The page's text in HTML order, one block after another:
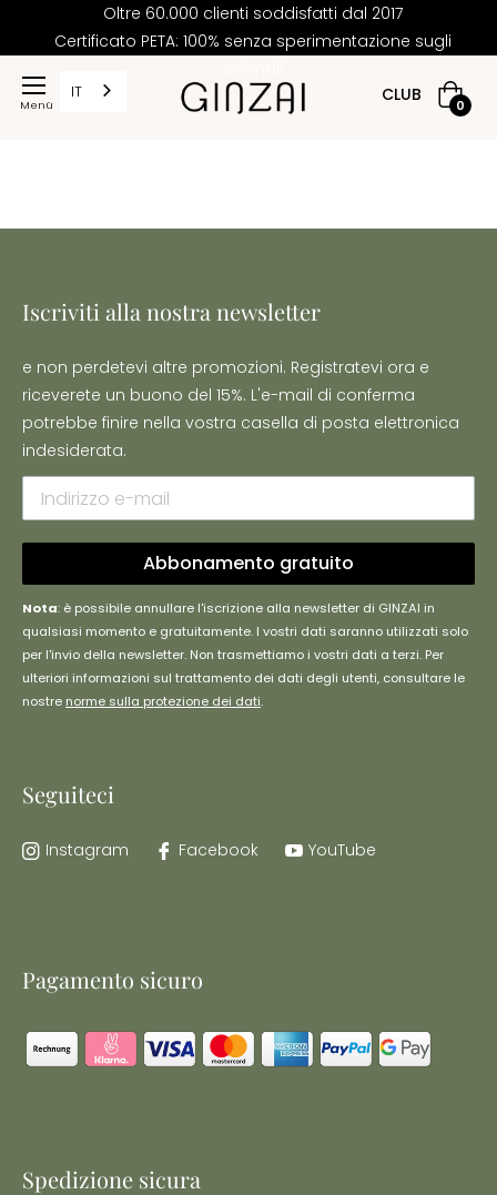
Oltre 60.000 clienti soddisfatti dal 2017
Certificato PETA: 100% senza sperimentazione sugli
CLUB
della
0
IT
Iscriviti alla nostra newsletter
e non perdetevi altre promozioni. Registratevi ora e
riceverete un buono del 15%. L'e-mail di conferma
potrebbe finire nella vostra casella di posta elettronica
indesiderata.
Abbonamento gratuito
Nota: è possibile annullare l'iscrizione alla newsletter di GINZAI in
qualsiasi momento e gratuitamente. I vostri dati saranno utilizzati solo
per l'invio della newsletter. Non trasmettiamo i vostri dati a terzi. Per
ulteriori informazioni sul trattamento dei dati degli utenti, consultare le
nostre norme sulla protezione dei dati.
Seguiteci
Instagram Facebook YouTube
Spedizione sicura
Pagamento sicuro